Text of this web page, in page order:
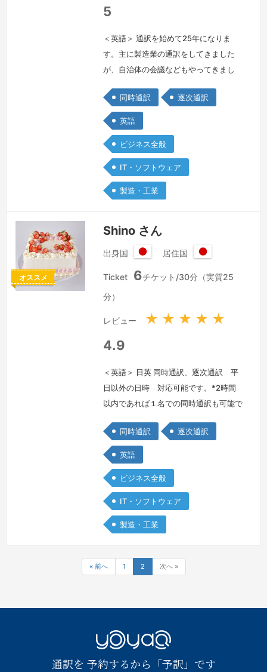
5
＜英語＞ 通訳を始めて25年になりま
す。主に製造業の通訳をしてきました
が、自治体の会議などもやってきまし
been providing my service for 25
years mainly for manufacturing
companies. I am also currently
working with the local government…
続きを見る »
同時通訳 逐次通訳
英語
ビジネス全般
IT・ソフトウェア
製造・工業
オススメ
Shino さん
出身国
本
居住国
本
Ticket 6チケット/30分（実質25
分）
レビュー ★ ★ ★ ★ ★
4.9
＜英語＞ 日英 同時通訳、逐次通訳 平
日以外の日時 対応可能です。*2時間
以内であれば１名での同時通訳も可能で
回の場合）内容によってはお引き受けで
きない場合もありますので、お手数です
が、ご予約前に一度ダイレクトメールで
日時、内容、組織名（企業名、団体名）
などご連絡いただきますよう、よろしく
お願いします。なお急な場合でも空いて
おりますかぎり通訳お引き受けしたく、
同時通訳 逐次通訳
英語
ビジネス全般
IT・ソフトウェア
製造・工業
« 前へ 1 2 次へ »
YOYAQ（予
通訳を 予約するから「予訳」です